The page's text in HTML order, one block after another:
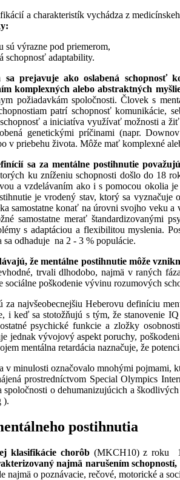
a charakteristík vychádza z
sú výrazne pod priemerom,
schopnosť adaptability.
prejavuje ako oslabená schopnosť
komplexných alebo abstraktných
požiadavkám spoločnosti. Človek s
patrí schopnosť komunikácie,
a iniciatíva využívať možnosti a
genetickými príčinami (napr.
v priebehu života. Môže mať komplexné
sa za mentálne postihnutie
ku zníženiu schopnosti došlo do 18
a vzdelávaním ako i s pomocou okolia
je vrodený stav, ktorý sa
samostatne konať na úrovni svojho veku
samostatne merať štandardizovanými
s adaptáciou a flexibilitou myslenia.
sa odhaduje na 2 - 3 % populácie.
že mentálne postihnutie môže
trvali dlhodobo, najmä v raných
sociálne poškodenie vývinu rozumových
za najvšeobecnejšiu Heberovu definíciu
i keď sa stotožňujú s tým, že stanovenie
psychické funkcie a zložky
jednak vývojový aspekt poruchy,
mentálna retardácia naznačuje, že
v minulosti označovalo mnohými pojmami,
prostredníctvom Special Olympics
spoločnosti o dehumanizujúcich a
).
postihnutia
klasifikácie chorôb(MKCH10) z roku
najmä narušením
najmä o poznávacie, rečové, motorické a